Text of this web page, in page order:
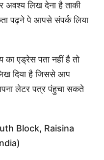
अवश्य लिख देना है ताकी
पढ़ने पे आपसे संपर्क लिया
का एड्रेस पता नहीं है तो
दिया है जिससे आप
लेटर पत्र पंहुचा सकते
Block, Raisina